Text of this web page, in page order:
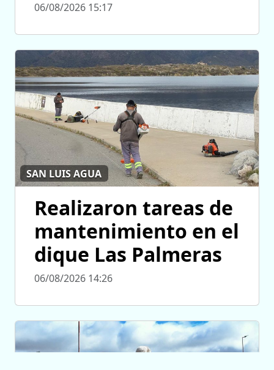
06/08/2026 15:17
SAN LUIS AGUA
Realizaron tareas de
mantenimiento en el
dique Las Palmeras
06/08/2026 14:26